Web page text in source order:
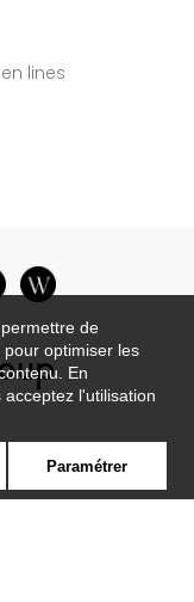
lines
de
pour optimiser les
En
l'utilisation
Paramétrer